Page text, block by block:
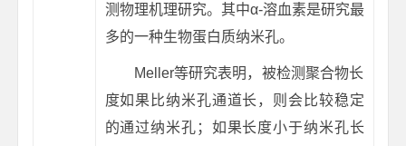
测物理机理研究。其中α-溶血素是研究最
多的一种生物蛋白质纳米孔。
Meller等研究表明，被检测聚合物长
度如果比纳米孔通道长，则会比较稳定
的通过纳米孔；如果长度小于纳米孔长